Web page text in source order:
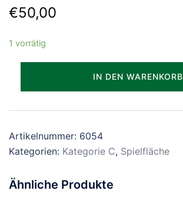
€50,00
1 vorrätig
IN DEN WARENKORB
Artikelnummer: 6054
Kategorien: Kategorie C, Spielfläche
Ähnliche Produkte